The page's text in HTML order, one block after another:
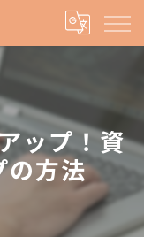
ップ！資
の方法